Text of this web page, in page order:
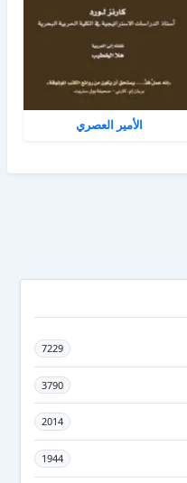
الأمير العصري
7229
3790
2014
1944